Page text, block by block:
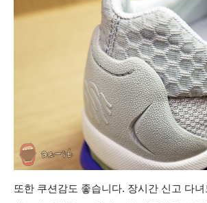
또한 쿠션감도 좋습니다. 장시간 신고 다